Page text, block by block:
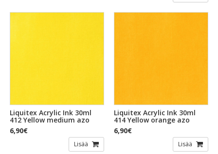
Liquitex Acrylic Ink 30ml
412 Yellow medium azo
6,90€
Lisää
Liquitex Acrylic Ink 30ml
414 Yellow orange azo
6,90€
Lisää